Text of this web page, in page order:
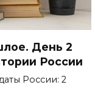
День 2
России
России: 2